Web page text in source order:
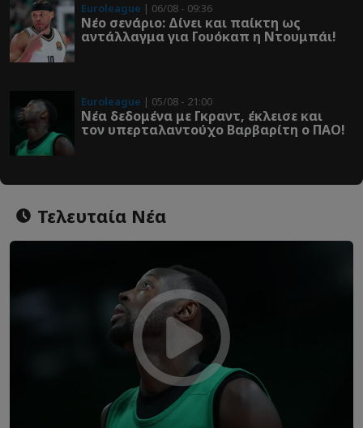
Euroleague | 06/08 - 09:36
Νέο σενάριο: Δίνει και παίκτη ως
αντάλλαγμα για Γουόκαπ η Ντουμπάι!
Euroleague | 05/08 - 21:00
Νέα δεδομένα με Γκραντ, έκλεισε και
τον υπερταλαντούχο Βαρβαρίτη ο ΠΑΟ!
Τελευταία Νέα